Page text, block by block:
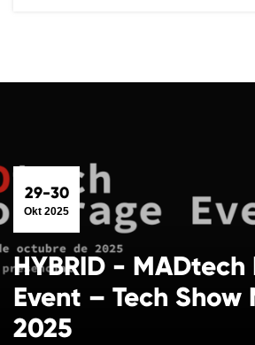
29-30
Okt 2025
HYBRID -
Event – Tech Show
2025